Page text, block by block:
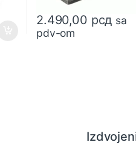
2.490,00 рсд sa
pdv-om